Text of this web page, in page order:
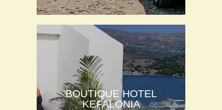
BOUTIQUE HOTEL
KEFALONIA